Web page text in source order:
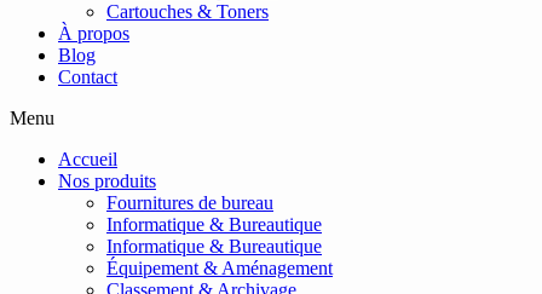
Cartouches & Toners
À propos
Blog
Contact
Menu
Accueil
Nos produits
Fournitures de bureau
Informatique & Bureautique
Informatique & Bureautique
Équipement & Aménagement
Classement & Archivage